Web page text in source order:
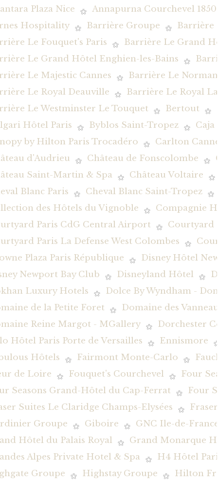
Plaza Nice
Annapurna Courchevel 1850
Hospitality
Barrière Groupe
Barrière
Le Fouquet's Paris
Barrière Le Grand
Le Grand Hôtel Enghien-les-Bains
Le Majestic Cannes
Barrière Le
Le Royal Deauville
Barrière Le Royal
Le Westminster Le Touquet
Bertout
Hôtel Paris
Byblos Saint-Tropez
by Hilton Paris Trocadéro
Carlton
d'Audrieu
Château de Fonscolombe
Saint-Martin & Spa
Château Voltaire
Blanc Paris
Cheval Blanc Saint-Tropez
des Hôtels du Vignoble
Compagnie
Paris CdG Central Airport
Courtyard
Paris La Defense West Colombes
Plaza Paris République
Disney Hôtel
Newport Bay Club
Disneyland Hôtel
Luxury Hotels
Dolce By Wyndham -
de la Petite Foret
Domaine des
Reine Margot - MGallery
Dorchester
Hôtel Paris Porte de Versailles
Ennismore
Hôtels
Fairmont Monte-Carlo
de Loire
Fouquet's Courchevel
Four
Seasons Grand-Hôtel du Cap-Ferrat
Four
Suites Le Claridge Champs-Elysées
Groupe
Giboire
GNC Ile-de-
Hôtel du Palais Royal
Grand Monarque
Alpes Private Hotel & Spa
H4 Hôtel
Groupe
Highstay Groupe
Hilton